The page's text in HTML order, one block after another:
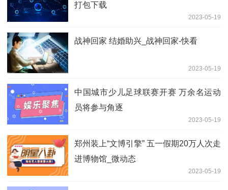
打包下载
2023-05-19
战神回家 结婚助兴_战神回家-快看
2023-05-19
中国城市少儿足球联赛开赛 万余名运动
员将参与角逐
2023-05-19
郑州装上“文博引擎” 五一假期20万人次走
进博物馆_微动态
2023-05-19